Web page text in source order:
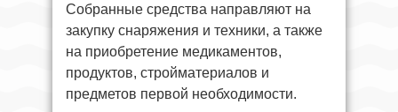
Собранные средства направляют на
закупку снаряжения и техники, а также
на приобретение медикаментов,
продуктов, стройматериалов и
предметов первой необходимости.